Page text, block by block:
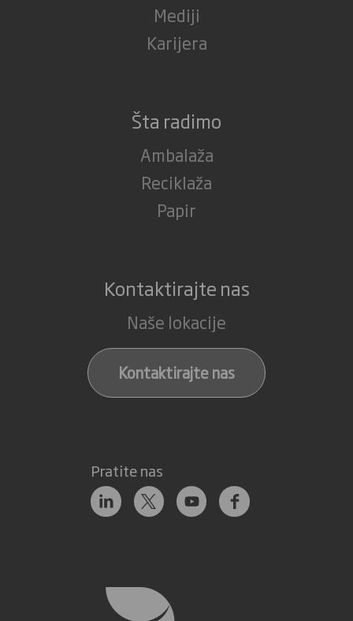
Mediji
Karijera
Šta radimo
Ambalaža
Reciklaža
Papir
Kontaktirajte nas
Naše lokacije
Kontaktirajte nas
Pratite nas